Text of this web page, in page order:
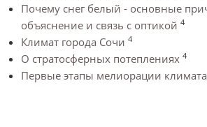
Почему снег белый - основные
объяснение и связь с оптикой 4
Климат города Сочи 4
О стратосферных потеплениях 4
Первые этапы мелиорации климата